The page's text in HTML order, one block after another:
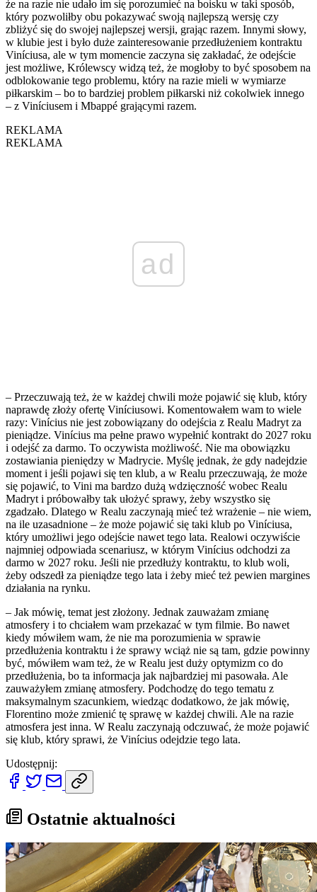
że na razie nie udało im się porozumieć na boisku w taki sposób,
który pozwoliłby obu pokazywać swoją najlepszą wersję czy
zbliżyć się do swojej najlepszej wersji, grając razem. Innymi słowy,
w klubie jest i było duże zainteresowanie przedłużeniem kontraktu
Viníciusa, ale w tym momencie zaczyna się zakładać, że odejście
jest możliwe, Królewscy widzą też, że mogłoby to być sposobem na
odblokowanie tego problemu, który na razie mieli w wymiarze
piłkarskim – bo to bardziej problem piłkarski niż cokolwiek innego
– z Viníciusem i Mbappé grającymi razem.
REKLAMA
REKLAMA
ad
– Przeczuwają też, że w każdej chwili może pojawić się klub, który
naprawdę złoży ofertę Viníciusowi. Komentowałem wam to wiele
razy: Vinícius nie jest zobowiązany do odejścia z Realu Madryt za
pieniądze. Vinícius ma pełne prawo wypełnić kontrakt do 2027 roku
i odejść za darmo. To oczywista możliwość. Nie ma obowiązku
zostawiania pieniędzy w Madrycie. Myślę jednak, że gdy nadejdzie
moment i jeśli pojawi się ten klub, a w Realu przeczuwają, że może
się pojawić, to Vini ma bardzo dużą wdzięczność wobec Realu
Madryt i próbowałby tak ułożyć sprawy, żeby wszystko się
zgadzało. Dlatego w Realu zaczynają mieć też wrażenie – nie wiem,
na ile uzasadnione – że może pojawić się taki klub po Viníciusa,
który umożliwi jego odejście nawet tego lata. Realowi oczywiście
najmniej odpowiada scenariusz, w którym Vinícius odchodzi za
darmo w 2027 roku. Jeśli nie przedłuży kontraktu, to klub woli,
żeby odszedł za pieniądze tego lata i żeby mieć też pewien margines
działania na rynku.
– Jak mówię, temat jest złożony. Jednak zauważam zmianę
atmosfery i to chciałem wam przekazać w tym filmie. Bo nawet
kiedy mówiłem wam, że nie ma porozumienia w sprawie
przedłużenia kontraktu i że sprawy wciąż nie są tam, gdzie powinny
być, mówiłem wam też, że w Realu jest duży optymizm co do
przedłużenia, bo ta informacja jak najbardziej mi pasowała. Ale
zauważyłem zmianę atmosfery. Podchodzę do tego tematu z
maksymalnym szacunkiem, wiedząc dodatkowo, że jak mówię,
Florentino może zmienić tę sprawę w każdej chwili. Ale na razie
atmosfera jest inna. W Realu zaczynają odczuwać, że może pojawić
się klub, który sprawi, że Vinícius odejdzie tego lata.
Udostępnij:
Ostatnie aktualności